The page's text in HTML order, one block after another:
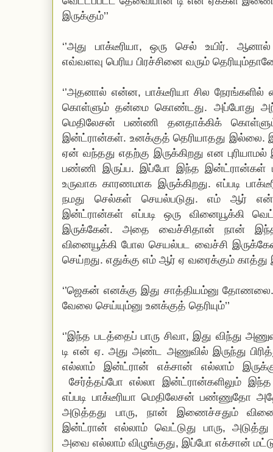
இருக்கும்’’
‘’அது பாக்டீரியா, ஒரு செல் உயிர்.
எவ்வளவு பெரிய பிரச்சினை வரும்
‘’அதனால் என்ன, பாக்டீரியா சில
கொள்ளும் தன்மை கொண்டது. அப்போது
மெதிலேசன் பண்ணி தனதாக்கிக்
இன்ட்ரான்கள். உனக்குத் தெரியாதது இல்லை.
ஏன் வந்தது எதற்கு இருக்கிறது என
பண்ணி இருப்ப. இப்போ இந்த இன்ட்ரான்கள் பல
உருவாக காரணமாக இருக்கிறது. எப்படி
நமது செல்கள் செயல்படுது. எம் ஆர்
இன்ட்ரான்கள் எப்படி ஒரு வினையூக்கி
இருக்கேன். அதை வைச்சிதான் நான் இந்த
வினையூக்கி போல செயல்பட வைச்சி
செய்றது. எதுக்கு எம் ஆர் ஏ வரைக்கும் காத்து
‘’ஜெகன் எனக்கு இது சாத்தியம்னு தோணலை.
வேலை செய்யும்னு உனக்குத் தெரியும்’’
‘’இந்த படத்தைப் பாரு சிவா, இது விந்து
டி என் ஏ. அது அண்ட அணுவில் இருந்து
எல்லாம் இன்ட்ரான் எக்சான் எல்லாம்
சேர்த்தப்போஎல்லா இன்ட்ரான்களிலும் இந்த
எப்படி பாக்டீரியா மெதிலேசன் பண்ணுதோ
அடுத்தது பாரு, நான் இணைச்சதும்
இன்ட்ரான் எல்லாம் வெட்டுது பாரு,
அவை எல்லாம் விழுங்குது, இப்போ எக்சான்